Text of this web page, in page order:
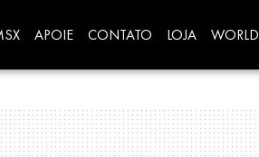
APOIE CONTATO LOJA